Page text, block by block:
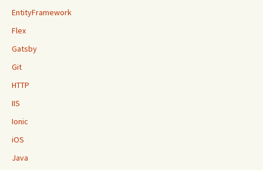
EntityFramework
Flex
Gatsby
Git
HTTP
IIS
Ionic
iOS
Java